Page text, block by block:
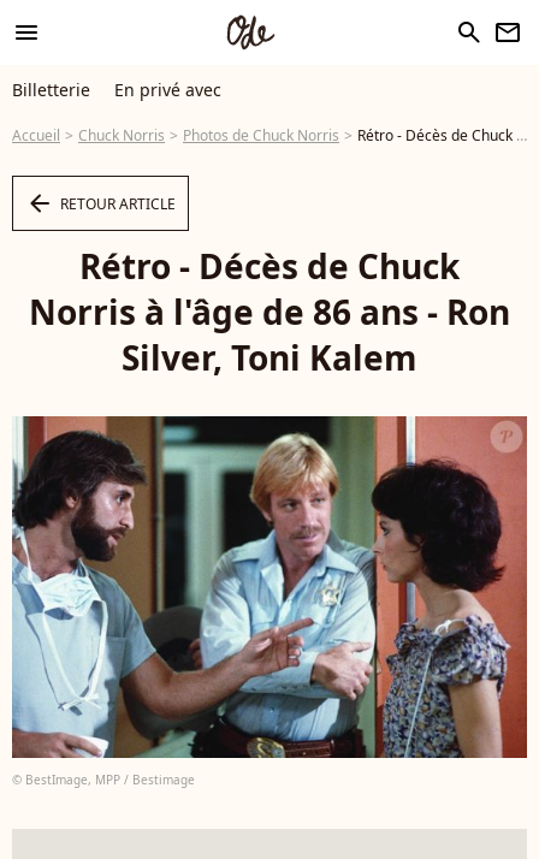
menu search newsletter
Billetterie En privé avec
Accueil Chuck Norris Photos de Chuck Norris Rétro - Décès de Chuck Norris à l'âge de 86 ans - Ron Silver, Toni Kalem © MPP via Bestimage - Photo
arrow_left RETOUR ARTICLE
Rétro - Décès de Chuck
Norris à l'âge de 86 ans - Ron
Silver, Toni Kalem
© BestImage, MPP / Bestimage